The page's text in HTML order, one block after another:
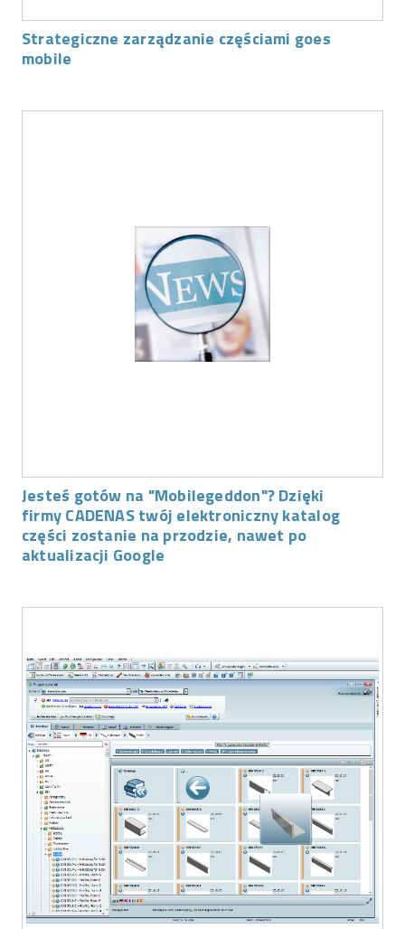
Strategiczne zarządzanie częściami goes
mobile
Jesteś gotów na "Mobilegeddon"? Dzięki
firmy CADENAS twój elektroniczny katalog
części zostanie na przodzie, nawet po
aktualizacji Google